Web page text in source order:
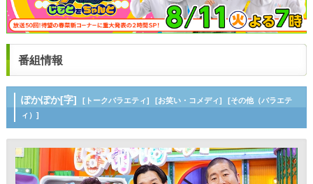
番組情報
ぽかぽか[字] [トークバラエティ] [お笑い・コメディ]
[その他（バラエテ
ィ）]